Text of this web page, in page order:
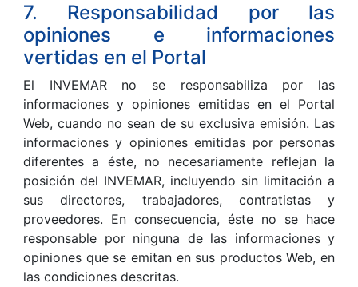
7. Responsabilidad por las
opiniones e informaciones
vertidas en el Portal
El INVEMAR no se responsabiliza por las
informaciones y opiniones emitidas en el Portal
Web, cuando no sean de su exclusiva emisión. Las
informaciones y opiniones emitidas por personas
diferentes a éste, no necesariamente reflejan la
posición del INVEMAR, incluyendo sin limitación a
sus directores, trabajadores, contratistas y
proveedores. En consecuencia, éste no se hace
responsable por ninguna de las informaciones y
opiniones que se emitan en sus productos Web, en
las condiciones descritas.